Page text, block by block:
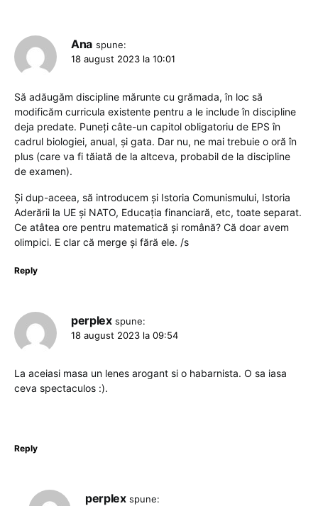
Ana spune:
18 august 2023 la 10:01
Să adăugăm discipline mărunte cu grămada, în loc să
modificăm curricula existente pentru a le include în discipline
deja predate. Puneți câte-un capitol obligatoriu de EPS în
cadrul biologiei, anual, și gata. Dar nu, ne mai trebuie o oră în
plus (care va fi tăiată de la altceva, probabil de la discipline
de examen).
Și dup-aceea, să introducem și Istoria Comunismului, Istoria
Aderării la UE și NATO, Educația financiară, etc, toate separat.
Ce atâtea ore pentru matematică și română? Că doar avem
olimpici. E clar că merge și fără ele. /s
Reply
perplex spune:
18 august 2023 la 09:54
La aceiasi masa un lenes arogant si o habarnista. O sa iasa
ceva spectaculos :).
Reply
perplex spune: